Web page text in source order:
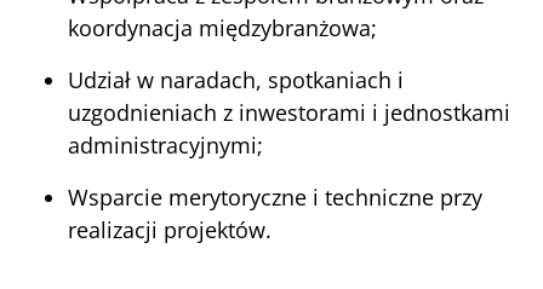
koordynacja międzybranżowa;
Udział w naradach, spotkaniach i
uzgodnieniach z inwestorami i jednostkami
administracyjnymi;
Wsparcie merytoryczne i techniczne przy
realizacji projektów.